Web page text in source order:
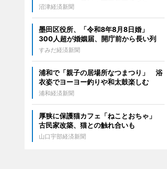
沼津経済新聞
墨田区役所、「令和8年8月8日婚」
300人超が婚姻届、開庁前から長い列
すみだ経済新聞
浦和で「親子の居場所なつまつり」 浴
衣姿でヨーヨー釣りや和太鼓楽しむ
浦和経済新聞
厚狭に保護猫カフェ「ねことおちゃ」
古民家改築、猫との触れ合いも
山口宇部経済新聞